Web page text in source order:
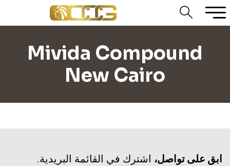
Mivida Compound
New Cairo
‫ابق على تواصل، اشترك في القائمة البريدية.